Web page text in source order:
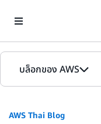
บล็อกของ AWS
หน้าหลัก
AWS Thai Blog